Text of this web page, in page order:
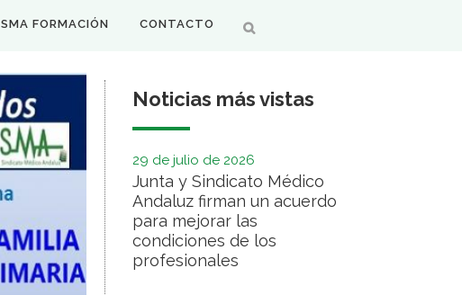
SMA FORMACIÓN CONTACTO
Noticias más vistas
29 de julio de 2026
Junta y Sindicato Médico
Andaluz firman un acuerdo
para mejorar las
condiciones de los
profesionales